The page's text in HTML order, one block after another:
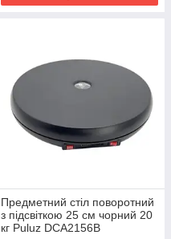
Предметний стіл поворотний
з підсвіткою 25 см чорний 20
кг Puluz DCA2156B